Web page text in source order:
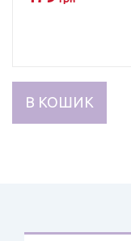
з 5
В КОШИК